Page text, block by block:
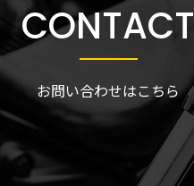
CONTACT
お問い合わせはこちら